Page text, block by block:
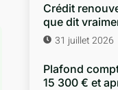
Crédit
que dit
31 juillet 2026
Plafond
15 300 € et